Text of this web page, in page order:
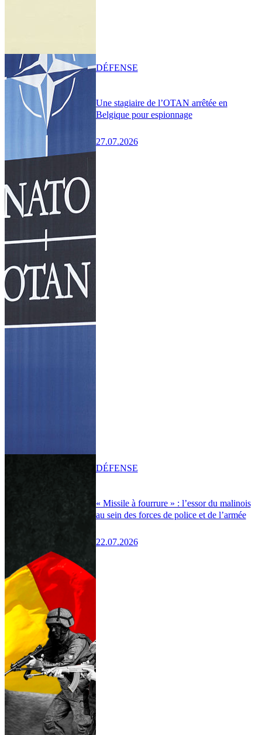
Une stagiaire de l’OTAN arrêtée en
Belgique pour espionnage
27.07.2026
DÉFENSE
« Missile à fourrure » : l’essor du malinois
au sein des forces de police et de l’armée
22.07.2026
DÉFENSE